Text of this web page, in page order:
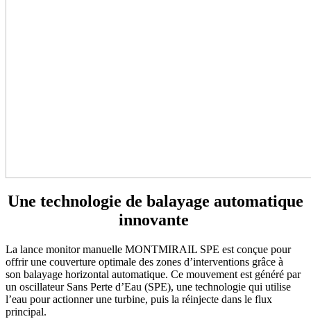
Une technologie de balayage automatique
innovante
La lance monitor manuelle MONTMIRAIL SPE est conçue pour
offrir une couverture optimale des zones d’interventions grâce à
son balayage horizontal automatique. Ce mouvement est généré par
un oscillateur Sans Perte d’Eau (SPE), une technologie qui utilise
l’eau pour actionner une turbine, puis la réinjecte dans le flux
principal.